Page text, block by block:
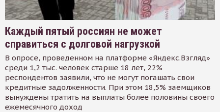
Каждый пятый россиян не может
справиться с долговой нагрузкой
В опросе, проведенном на платформе «Яндекс.Взгляд»
среди 1,2 тыс. человек старше 18 лет, 22%
респондентов заявили, что не могут погашать свои
кредитные задолженности. При этом 18,5% заемщиков
вынуждены тратить на выплаты более половины своего
ежемесячного доход